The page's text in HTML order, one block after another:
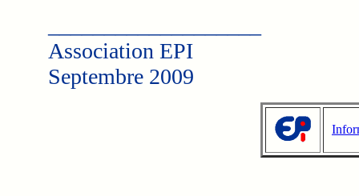
Association EPI
Septembre 2009